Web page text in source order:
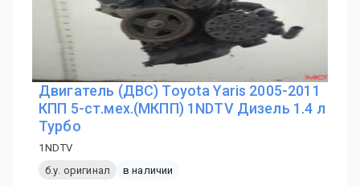
Двигатель (ДВС) Toyota Yaris 2005-2011
КПП 5-ст.мех.(МКПП) 1NDTV Дизель 1.4 л
Турбо
1NDTV
б.у. оригинал
в наличии